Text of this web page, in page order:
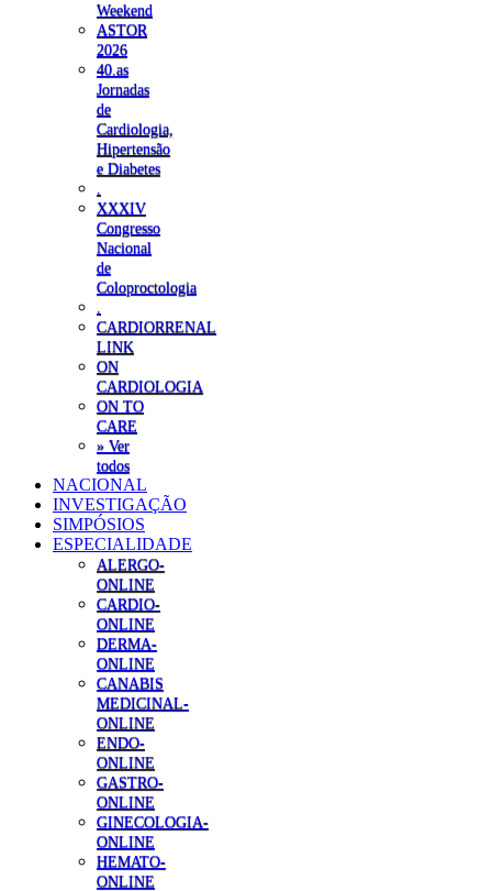
Weekend
ASTOR
2026
40.as
Jornadas
de
Cardiologia,
Hipertensão
e Diabetes
XXXIV
Congresso
Nacional
de
Coloproctologia
CARDIORRENAL
LINK
ON
CARDIOLOGIA
ON TO
CARE
» Ver
todos
NACIONAL
INVESTIGAÇÃO
SIMPÓSIOS
ESPECIALIDADE
ALERGO-
ONLINE
CARDIO-
ONLINE
DERMA-
ONLINE
CANABIS
MEDICINAL-
ONLINE
ENDO-
ONLINE
GASTRO-
ONLINE
GINECOLOGIA-
ONLINE
HEMATO-
ONLINE